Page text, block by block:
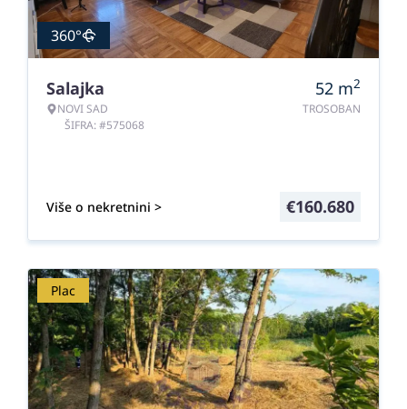
360°
Salajka
NOVI SAD
ŠIFRA: #575068
52 m2
TROSOBAN
Više o nekretnini > €160.680
Plac